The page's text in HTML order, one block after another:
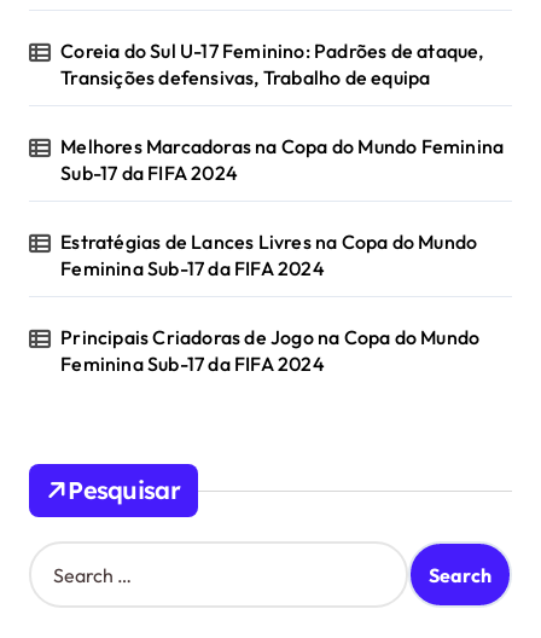
Coreia do Sul U-17 Feminino: Padrões de ataque,
Transições defensivas, Trabalho de equipa
Melhores Marcadoras na Copa do Mundo Feminina
Sub-17 da FIFA 2024
Estratégias de Lances Livres na Copa do Mundo
Feminina Sub-17 da FIFA 2024
Principais Criadoras de Jogo na Copa do Mundo
Feminina Sub-17 da FIFA 2024
Pesquisar
S
e